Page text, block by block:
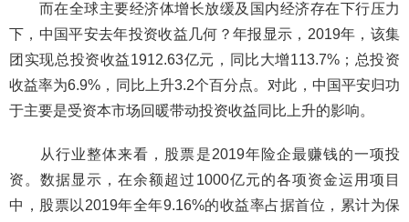
而在全球主要经济体增长放缓及国内经济存在下行压力
下，中国平安去年投资收益几何？年报显示，2019年，该集
团实现总投资收益1912.63亿元，同比大增113.7%；总投资
收益率为6.9%，同比上升3.2个百分点。对此，中国平安归功
于主要是受资本市场回暖带动投资收益同比上升的影响。
从行业整体来看，股票是2019年险企最赚钱的一项投
资。数据显示，在余额超过1000亿元的各项资金运用项目
中，股票以2019年全年9.16%的收益率占据首位，累计为保